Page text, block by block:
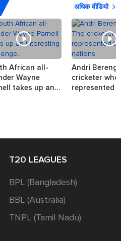
अधिक वीडियो
African all-
Wayne
takes up an
Andri
cricketer who
represented
T20 LEAGUES
BPL (Bangladesh)
BBL (Australia)
TNPL (Tamil Nadu)